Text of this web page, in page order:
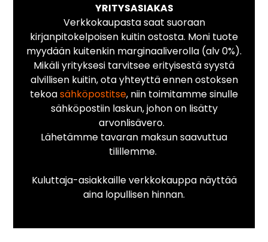
YRITYSASIAKAS
Verkkokaupasta saat suoraan
kirjanpitokelpoisen kuitin ostosta. Moni tuote
myydään kuitenkin marginaaliverolla (alv 0%).
Mikäli yrityksesi tarvitsee erityisestä syystä
alvillisen kuitin, ota yhteyttä ennen ostoksen
tekoasähköpostitse, niin toimitamme sinulle
sähköpostiin laskun, johon on lisätty
arvonlisävero.
Lähetämme tavaran maksun saavuttua
tilillemme.
Kuluttaja-asiakkaille verkkokauppa näyttää
aina lopullisen hinnan.